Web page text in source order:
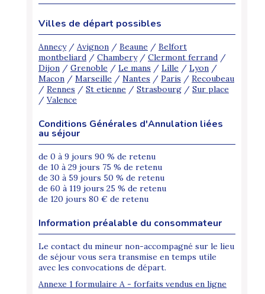
Villes de départ possibles
Annecy/ Avignon / Beaune / Belfort
montbeliard / Chambery/ Clermont ferrand /
Dijon / Grenoble / Le mans / Lille / Lyon /
Macon / Marseille / Nantes / Paris / Recoubeau
/ Rennes / St etienne / Strasbourg / Sur place
/ Valence
Conditions Générales d'Annulation liées
au séjour
de 0 à 9 jours 90 % de retenu
de 10 à 29 jours 75 % de retenu
de 30 à 59 jours 50 % de retenu
de 60 à 119 jours 25 % de retenu
de 120 jours 80 € de retenu
Information préalable du consommateur
Le contact du mineur non-accompagné sur le lieu
de séjour vous sera transmise en temps utile
avec les convocations de départ.
Annexe 1 formulaire A - forfaits vendus en ligne